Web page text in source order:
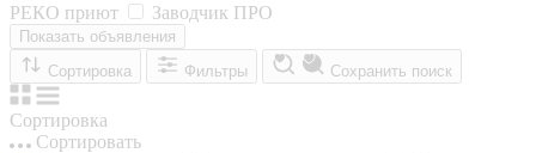
РЕКО приют
Заводчик ПРО
Показать объявления
Сортировка
Фильтры Сохранить поиск
Сортировка
Сортировать